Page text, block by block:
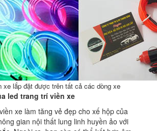
xe lắp đặt được trên tất cả các dòng xe
led trang trí viền xe
xe làm tăng vẻ đẹp cho xế hộp của
gian nội thất lung linh huyền ảo với